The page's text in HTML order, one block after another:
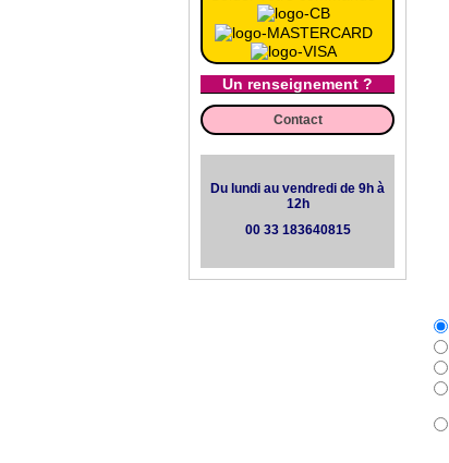
Un renseignement ?
Contact
Du lundi au vendredi de 9h à
12h
00 33 183640815